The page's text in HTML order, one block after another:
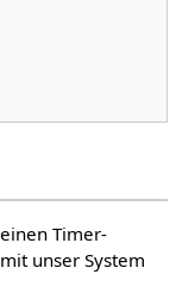
Timer-
unser System